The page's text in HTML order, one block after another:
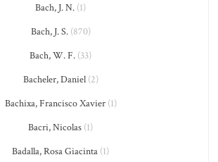
Bach, J. N. (1)
Bach, J. S.(870)
Bach, W. F. (33)
Bacheler, Daniel(2)
Bachixa, Francisco Xavier(1)
Bacri, Nicolas (1)
Badalla, Rosa Giacinta (1)